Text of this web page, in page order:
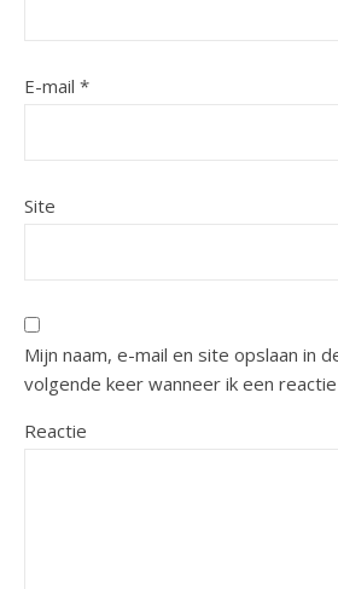
E-mail *
Site
Mijn naam, e-mail en site opslaan in
volgende keer wanneer ik een
Reactie